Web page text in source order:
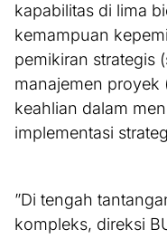
kapabilitas di lima
kemampuan
pemikiran strategis
manajemen proyek
keahlian dalam
implementasi
‎”Di tengah
kompleks, direksi